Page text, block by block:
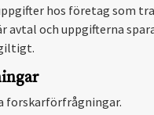
hos företag som
avtal och uppgifterna
forskarförfrågningar.